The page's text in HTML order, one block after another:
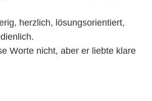
herzlich, lösungsorientiert,
Worte nicht, aber er liebte klare